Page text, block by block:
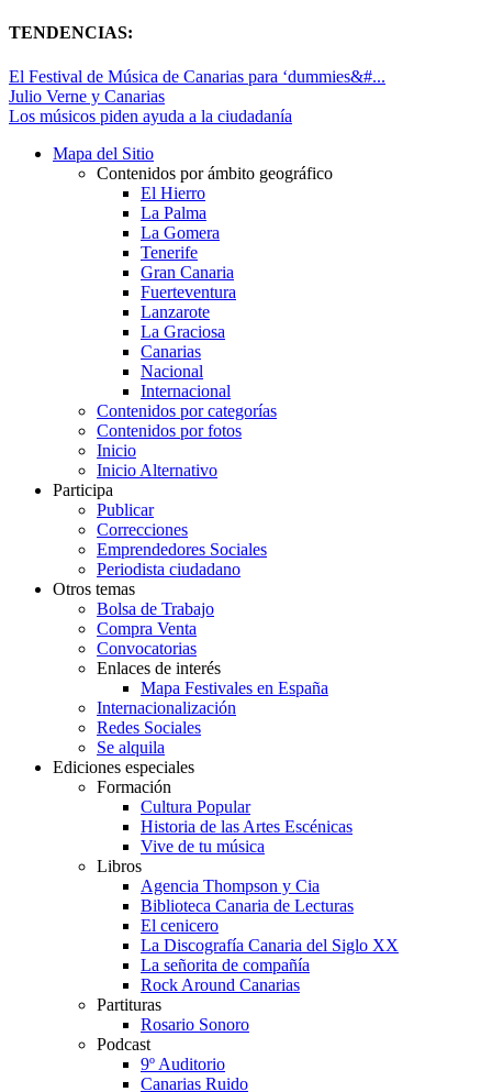
TENDENCIAS:
El Festival de Música de Canarias para ‘dummies&#...
Julio Verne y Canarias
Los músicos piden ayuda a la ciudadanía
Mapa del Sitio
Contenidos por ámbito geográfico
El Hierro
La Palma
La Gomera
Tenerife
Gran Canaria
Fuerteventura
Lanzarote
La Graciosa
Canarias
Nacional
Internacional
Contenidos por categorías
Contenidos por fotos
Inicio
Inicio Alternativo
Participa
Publicar
Correcciones
Emprendedores Sociales
Periodista ciudadano
Otros temas
Bolsa de Trabajo
Compra Venta
Convocatorias
Enlaces de interés
Mapa Festivales en España
Internacionalización
Redes Sociales
Se alquila
Ediciones especiales
Formación
Cultura Popular
Historia de las Artes Escénicas
Vive de tu música
Libros
Agencia Thompson y Cia
Biblioteca Canaria de Lecturas
El cenicero
La Discografía Canaria del Siglo XX
La señorita de compañía
Rock Around Canarias
Partituras
Rosario Sonoro
Podcast
9º Auditorio
Canarias Ruido